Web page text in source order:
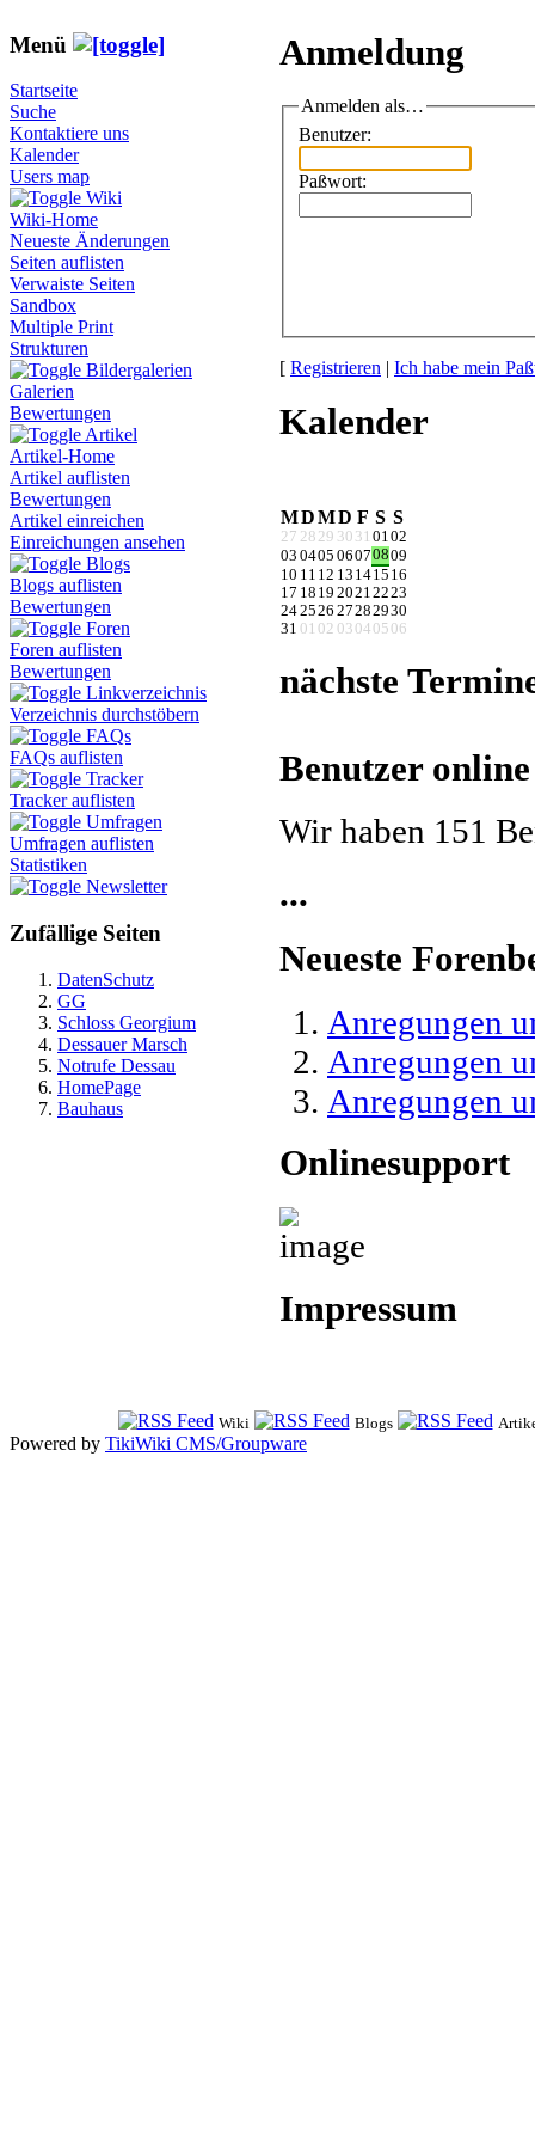
Menü
Startseite
Suche
Kontaktiere uns
Kalender
Users map
Wiki
Wiki-Home
Neueste Änderungen
Seiten auflisten
Verwaiste Seiten
Sandbox
Multiple Print
Strukturen
Bildergalerien
Galerien
Bewertungen
Artikel
Artikel-Home
Artikel auflisten
Bewertungen
Artikel einreichen
Einreichungen ansehen
Blogs
Blogs auflisten
Bewertungen
Foren
Foren auflisten
Bewertungen
Linkverzeichnis
Verzeichnis durchstöbern
FAQs
FAQs auflisten
Tracker
Tracker auflisten
Umfragen
Umfragen auflisten
Statistiken
Newsletter
Zufällige Seiten
DatenSchutz
GG
Schloss Georgium
Dessauer Marsch
Notrufe Dessau
HomePage
Bauhaus
Anmeldung
Anmelden als…
Benutzer:
Paßwort:
[ Registrieren | Ich habe mein
Kalender
MDMD F S S
27 28 29 30 31 0102
03 0405 06070809
10 11 12 13 1415 16
17 18 19 20212223
242526 27282930
31 01 02 03 04 05 06
nächste
Benutzer online
Wir haben 151
...
Neueste
Anregungen
Anregungen
Anregungen
Onlinesupport
Impressum
Wiki Blogs
Powered by TikiWiki CMS/Groupware